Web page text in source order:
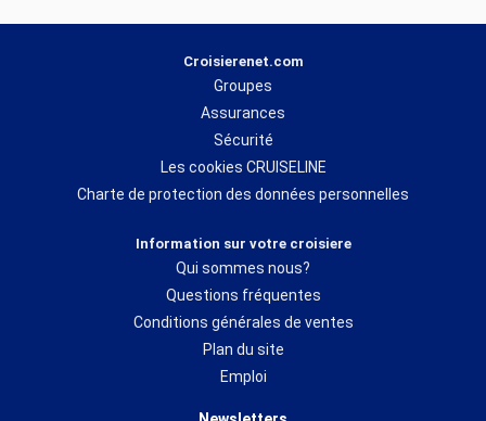
Croisierenet.com
Groupes
Assurances
Sécurité
Les cookies CRUISELINE
Charte de protection des données personnelles
Information sur votre croisiere
Qui sommes nous?
Questions fréquentes
Conditions générales de ventes
Plan du site
Emploi